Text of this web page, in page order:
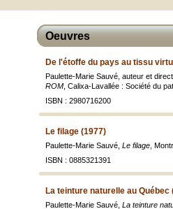
Oeuvres
De l'étoffe du pays au tissu
Paulette-Marie Sauvé, auteur et
ROM , Calixa-Lavallée : Société du
ISBN : 2980716200
Le filage (1977)
Paulette-Marie Sauvé, Le filage ,
ISBN : 0885321391
La teinture naturelle au Québec
Paulette-Marie Sauvé, La teinture